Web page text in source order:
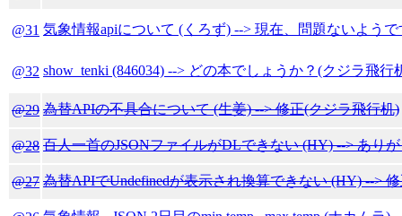
@31 気象情報apiについて (くろず) --> 現在、問題ないよう
@32 show_tenki (846034) --> どの本でしょうか？(クジラ飛行
@29 為替APIの不具合について (生姜) --> 修正(クジラ飛行机)
@28 百人一首のJSONファイルがDLできない (HY) --> あり
@27 為替APIでUndefinedが表示され換算できない (HY) -->